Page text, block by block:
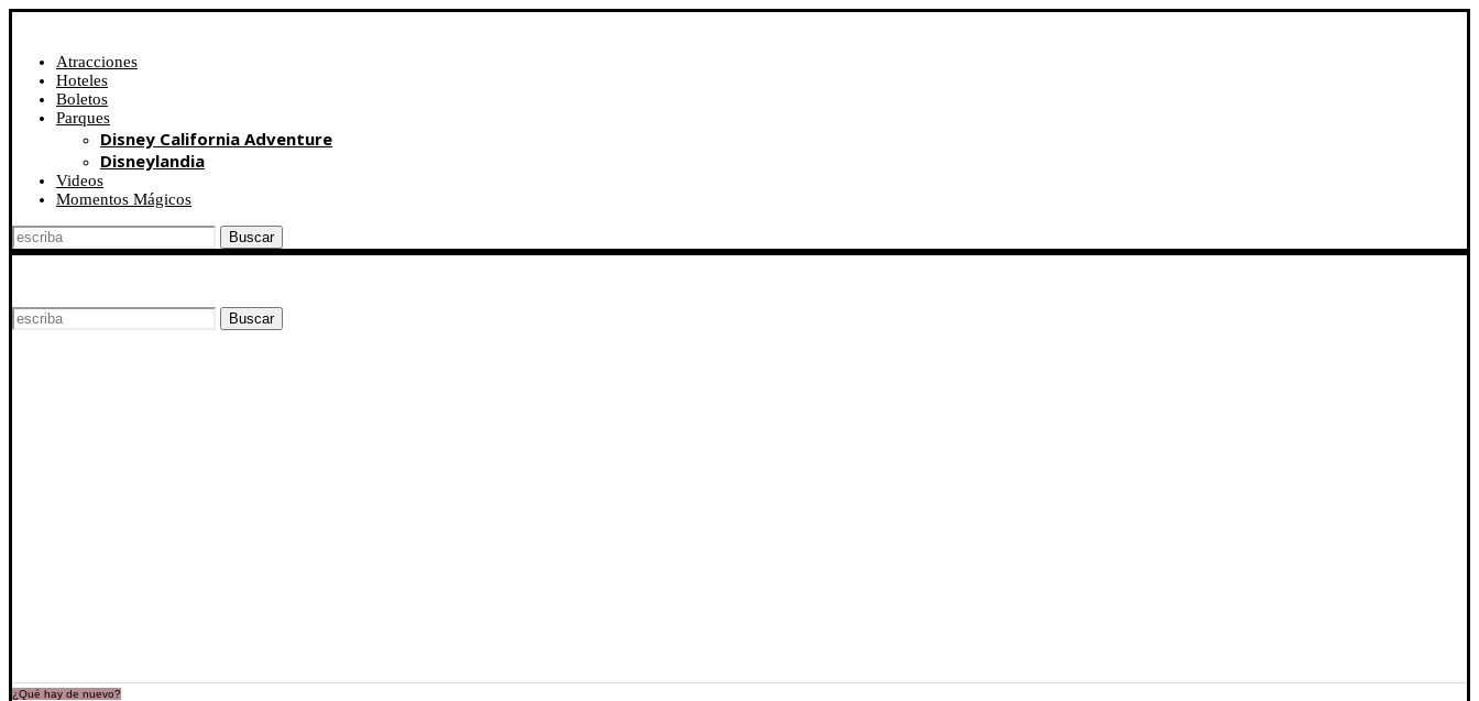
Atracciones
Hoteles
Boletos
Parques
Disney California Adventure
Disneylandia
Videos
Momentos Mágicos
Buscar
Buscar
¿Qué hay de nuevo?